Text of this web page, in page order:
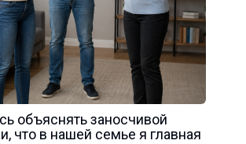
объяснять заносчивой
что в нашей семье я главная